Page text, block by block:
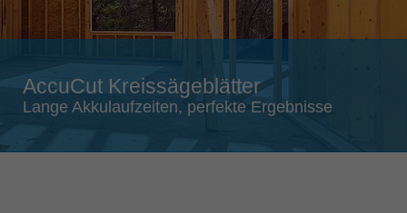
deutsch français
Slovenija
Suomi
AccuCut Kreissägeblätter
Lange Akkulaufzeiten, perfekte Ergebnisse